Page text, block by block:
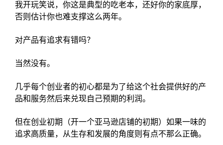
我开玩笑说，你这是典型的吃老本，还好你的家底厚，
否则估计你也难支撑这么两年。
对产品有追求有错吗？
当然没有。
几乎每个创业者的初心都是为了给这个社会提供好的产
品和服务然后来兑现自己预期的利润。
但在创业初期（开一个亚马逊店铺的初期）如果一味的
追求高质量，从生存和发展的角度则有点不那么正确。